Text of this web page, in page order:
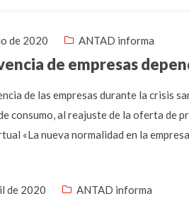
de 2020 ANTAD informa
de empresas
de las empresas durante la crisis
consumo, al reajuste de la oferta de
«La nueva normalidad en la
de 2020 ANTAD informa